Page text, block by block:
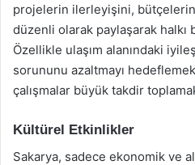
projelerin ilerleyişini,
düzenli olarak paylaşarak
Özellikle ulaşım alanındaki
sorununu azaltmayı
çalışmalar büyük takdir
Kültürel Etkinlikler
Sakarya, sadece ekonomik ve